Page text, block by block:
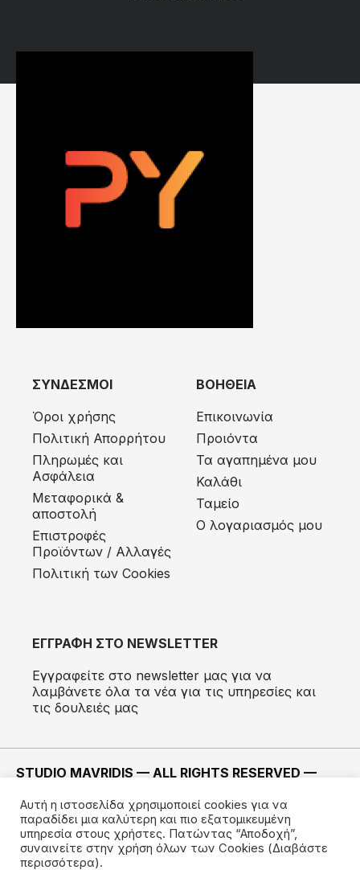
ΣΥΝΔΕΣΜΟΙ
Όροι χρήσης
Πολιτική Απορρήτου
Πληρωμές και
Ασφάλεια
Μεταφορικά &
αποστολή
Eπιστροφές
Προϊόντων / Αλλαγές
Πολιτική των Cookies
ΒΟΗΘΕΙΑ
Επικοινωνία
Προιόντα
Τα αγαπημένα μου
Καλάθι
Ταμείο
Ο λογαριασμός μου
ΕΓΓΡΑΦΗ ΣΤΟ NEWSLETTER
Εγγραφείτε στο newsletter μας για να
λαμβάνετε όλα τα νέα για τις υπηρεσίες και
τις δουλειές μας
STUDIO MAVRIDIS — ALL RIGHTS RESERVED —
ΚΑΤΑΣΚΕΥΗ —IMODE
Αυτή η ιστοσελίδα χρησιμοποιεί cookies για να
παραδίδει μια καλύτερη και πιο εξατομικευμένη
υπηρεσία στους χρήστες. Πατώντας “Αποδοχή”,
συναινείτε στην χρήση όλων των Cookies (Διαβάστε
περισσότερα).